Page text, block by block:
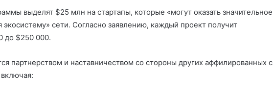
выделят $25 млн на стартапы, которые «могут оказать значительное
сети. Согласно заявлению, каждый проект получит
до $250 000.
партнерством и наставничеством со стороны других аффилированных с